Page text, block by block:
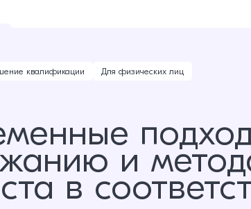
квалификации Для физических лиц
и
в